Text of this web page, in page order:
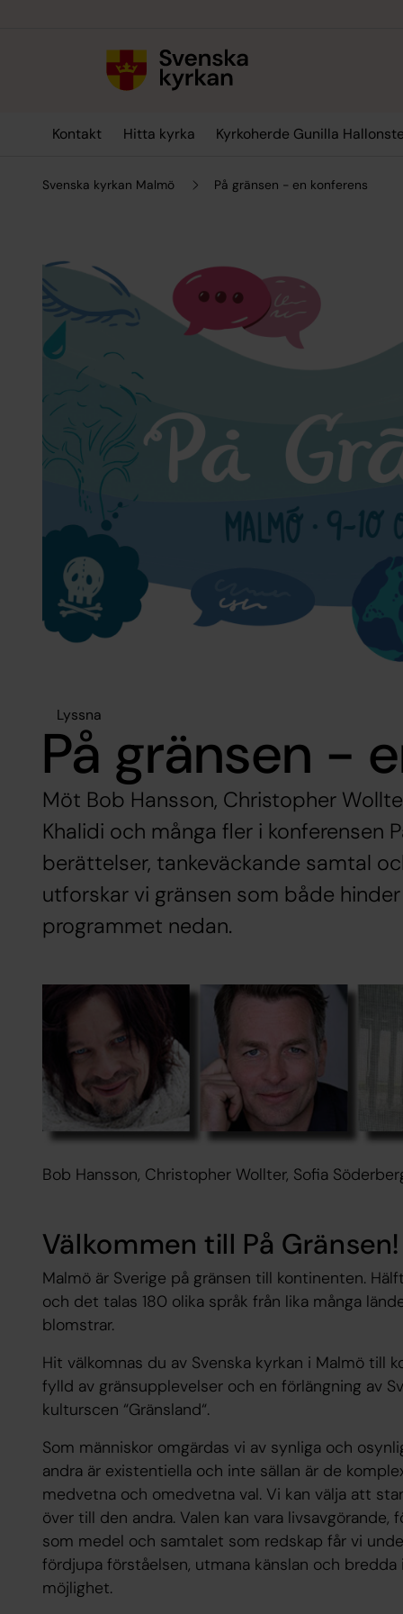
Kontakt Hitta kyrka Kyrkoherde Gunilla
Svenska kyrkan Malmö På gränsen - en konferens
Lyssna
På gränsen -
Möt Bob Hansson, Christopher
Khalidi och många fler i konferensen
berättelser, tankeväckande samtal
utforskar vi gränsen som både
programmet nedan.
Bob Hansson, Christopher Wollter, Sofia
Välkommen till På Gränsen!
Malmö är Sverige på gränsen till kontinenten.
och det talas 180 olika språk från lika många
blomstrar.
Hit välkomnas du av Svenska kyrkan i Malmö till
fylld av gränsupplevelser och en förlängning av
kulturscen “Gränsland“.
Som människor omgärdas vi av synliga och
andra är existentiella och inte sällan är de
medvetna och omedvetna val. Vi kan välja att
över till den andra. Valen kan vara
som medel och samtalet som redskap får vi
fördjupa förståelsen, utmana känslan och
möjlighet.